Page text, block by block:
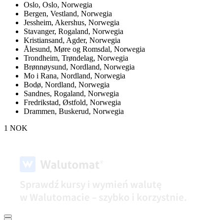
Oslo, Oslo, Norwegia
Bergen, Vestland, Norwegia
Jessheim, Akershus, Norwegia
Stavanger, Rogaland, Norwegia
Kristiansand, Agder, Norwegia
Ålesund, Møre og Romsdal, Norwegia
Trondheim, Trøndelag, Norwegia
Brønnøysund, Nordland, Norwegia
Mo i Rana, Nordland, Norwegia
Bodø, Nordland, Norwegia
Sandnes, Rogaland, Norwegia
Fredrikstad, Østfold, Norwegia
Drammen, Buskerud, Norwegia
1 NOK